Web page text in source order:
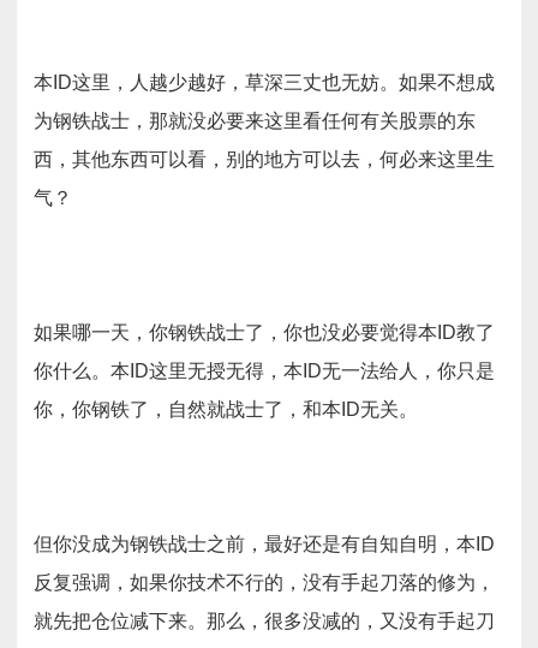
本ID这里，人越少越好，草深三丈也无妨。如果不想成
为钢铁战士，那就没必要来这里看任何有关股票的东
西，其他东西可以看，别的地方可以去，何必来这里生
气？
如果哪一天，你钢铁战士了，你也没必要觉得本ID教了
你什么。本ID这里无授无得，本ID无一法给人，你只是
你，你钢铁了，自然就战士了，和本ID无关。
但你没成为钢铁战士之前，最好还是有自知自明，本ID
反复强调，如果你技术不行的，没有手起刀落的修为，
就先把仓位减下来。那么，很多没减的，又没有手起刀